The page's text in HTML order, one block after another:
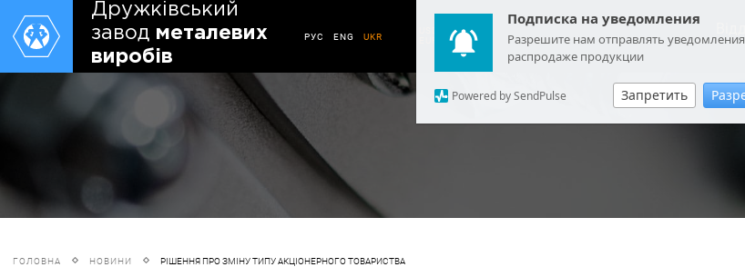
Подписка на уведомления
Разрешите нам отправлять
распродаже продукции
Запретить
Powered by SendPulse
Дружківський
завод металевих
виробів
РУС ENG UKR
: 44.7579
: 51.6148
ГОЛОВНА НОВИНИ РІШЕННЯ ПРО ЗМІНУ ТИПУ АКЦІОНЕРНОГО ТОВАРИСТВА